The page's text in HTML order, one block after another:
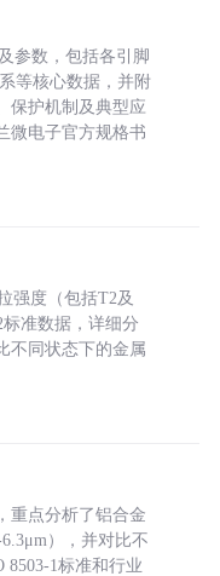
参数，包括各引脚
等核心数据，并附
保护机制及典型应
微电子官方规格书
强度（包括T2及
标准数据，详细分
不同状态下的金属
重点分析了铝合金
），并对比不
8503-1标准和行业